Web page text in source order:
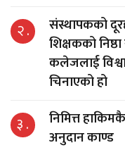
२ .
संस्थापकको
शिक्षकको
कलेजलाई
चिनाएको हो
३ .
निमित्त
अनुदान काण्ड